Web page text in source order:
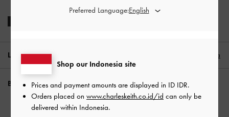
LOKASI: Indonesia
BUTUH BANTUAN?
Periksa status pesanan
Shop our Indonesia site
Prices and payment amounts are displayed in ID IDR.
Orders placed on www.charleskeith.co.id/id can only be
delivered within Indonesia.
Preferred Language: